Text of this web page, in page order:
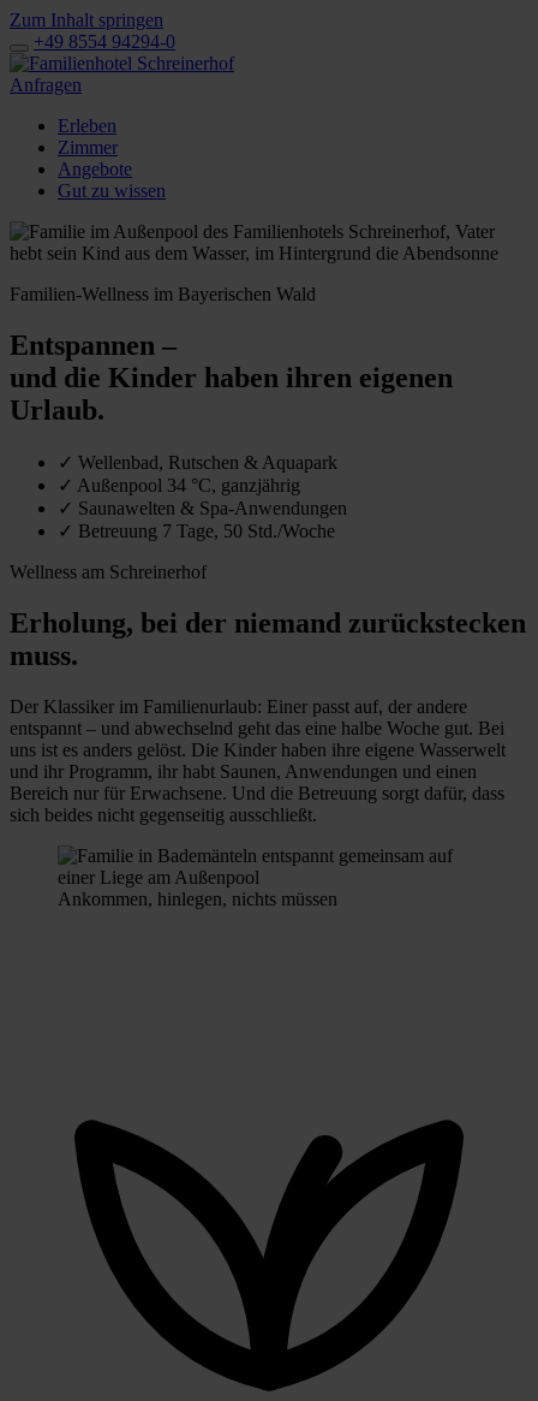
Zum Inhalt springen
+49 8554 94294-0
Anfragen
Erleben
Zimmer
Angebote
Gut zu wissen
Familien-Wellness im Bayerischen Wald
Entspannen –
und die Kinder haben ihren eigenen
Urlaub.
✓ Wellenbad, Rutschen & Aquapark
✓ Außenpool 34 °C, ganzjährig
✓ Saunawelten & Spa-Anwendungen
✓ Betreuung 7 Tage, 50 Std./Woche
Wellness am Schreinerhof
Erholung, bei der niemand zurückstecken
muss.
Der Klassiker im Familienurlaub: Einer passt auf, der andere
entspannt – und abwechselnd geht das eine halbe Woche gut. Bei
uns ist es anders gelöst. Die Kinder haben ihre eigene Wasserwelt
und ihr Programm, ihr habt Saunen, Anwendungen und einen
Bereich nur für Erwachsene. Und die Betreuung sorgt dafür, dass
sich beides nicht gegenseitig ausschließt.
Ankommen, hinlegen, nichts müssen